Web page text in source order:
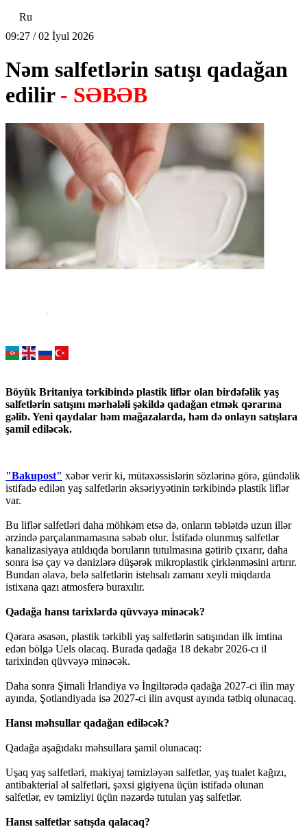
Ru
09:27 / 02 İyul 2026
Nəm salfetlərin satışı qadağan
edilir - SƏBƏB
Böyük Britaniya tərkibində plastik liflər olan birdəfəlik yaş
salfetlərin satışını mərhələli şəkildə qadağan etmək qərarına
gəlib. Yeni qaydalar həm mağazalarda, həm də onlayn satışlara
şamil ediləcək.
"Bakupost" xəbər verir ki, mütəxəssislərin sözlərinə görə, gündəlik
istifadə edilən yaş salfetlərin əksəriyyətinin tərkibində plastik liflər
var.
Bu liflər salfetləri daha möhkəm etsə də, onların təbiətdə uzun illər
ərzində parçalanmamasına səbəb olur. İstifadə olunmuş salfetlər
kanalizasiyaya atıldıqda boruların tutulmasına gətirib çıxarır, daha
sonra isə çay və dənizlərə düşərək mikroplastik çirklənməsini artırır.
Bundan əlavə, belə salfetlərin istehsalı zamanı xeyli miqdarda
istixana qazı atmosferə buraxılır.
Qadağa hansı tarixlərdə qüvvəyə minəcək?
Qərara əsasən, plastik tərkibli yaş salfetlərin satışından ilk imtina
edən bölgə Uels olacaq. Burada qadağa 18 dekabr 2026-cı il
tarixindən qüvvəyə minəcək.
Daha sonra Şimali İrlandiya və İngiltərədə qadağa 2027-ci ilin may
ayında, Şotlandiyada isə 2027-ci ilin avqust ayında tətbiq olunacaq.
Hansı məhsullar qadağan ediləcək?
Qadağa aşağıdakı məhsullara şamil olunacaq:
Uşaq yaş salfetləri, makiyaj təmizləyən salfetlər, yaş tualet kağızı,
antibakterial əl salfetləri, şəxsi gigiyena üçün istifadə olunan
salfetlər, ev təmizliyi üçün nəzərdə tutulan yaş salfetlər.
Hansı salfetlər satışda qalacaq?